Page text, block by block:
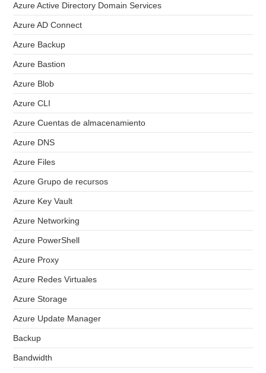
Azure Active Directory Domain Services
Azure AD Connect
Azure Backup
Azure Bastion
Azure Blob
Azure CLI
Azure Cuentas de almacenamiento
Azure DNS
Azure Files
Azure Grupo de recursos
Azure Key Vault
Azure Networking
Azure PowerShell
Azure Proxy
Azure Redes Virtuales
Azure Storage
Azure Update Manager
Backup
Bandwidth